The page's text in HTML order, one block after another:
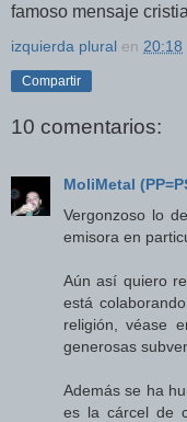
famoso mensaje
izquierda plural en 20:18
Compartir
10 comentarios:
MoliMetal
Vergonzoso lo
emisora en
Aún así quiero
está
religión, véase
generosas
Además se ha
es la cárcel de